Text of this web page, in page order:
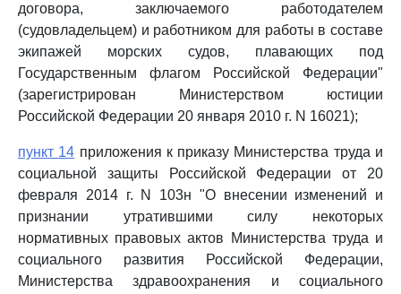
договора, заключаемого работодателем
(судовладельцем) и работником для работы в составе
экипажей морских судов, плавающих под
Государственным флагом Российской Федерации"
(зарегистрирован Министерством юстиции
Российской Федерации 20 января 2010 г. N 16021);
пункт 14 приложения к приказу Министерства труда и
социальной защиты Российской Федерации от 20
февраля 2014 г. N 103н "О внесении изменений и
признании утратившими силу некоторых
нормативных правовых актов Министерства труда и
социального развития Российской Федерации,
Министерства здравоохранения и социального